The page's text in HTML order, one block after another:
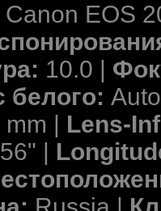
Canon EOS
10.0 |
белого:
| Lens-
|